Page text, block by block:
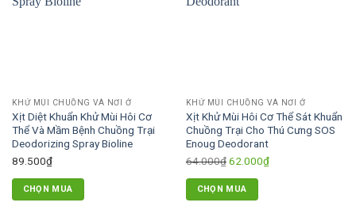
thể.
được
chọn
trên
trang
phẩm
KHỬ MÙI CHUỒNG VÀ NƠI Ở
Xịt Diệt Khuẩn Khử Mùi Hôi Cơ
Thể Và Mầm Bệnh Chuồng Trại
Deodorizing Spray Bioline
89.500₫
CHỌN MUA
KHỬ MÙI CHUỒNG VÀ NƠI Ở
Xịt Khử Mùi Hôi Cơ Thể Sát Khuẩn
Chuồng Trại Cho Thú Cưng SOS
Enoug Deodorant
64.000₫ Giá
gốc
là:
62.000₫Giá
CHỌN MUA